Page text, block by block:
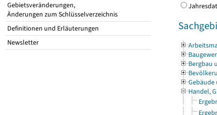
Gebietsveränderungen,
Änderungen zum Schlüsselverzeichnis
Definitionen und Erläuterungen
Newsletter
Bergbau
Gebäude
Handel,